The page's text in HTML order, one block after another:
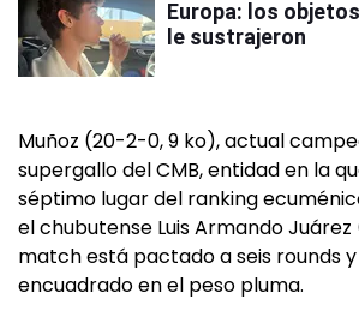
Europa: los
le sustrajeron
Muñoz (20-2-0, 9 ko), actual
supergallo del CMB, entidad en la
séptimo lugar del ranking
el chubutense Luis Armando Juárez
match está pactado a seis rounds
encuadrado en el peso pluma.